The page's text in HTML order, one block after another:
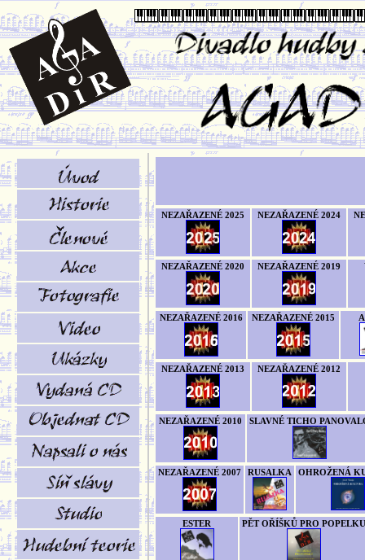
NEZAŘAZENÉ 2025 NEZAŘAZENÉ 2024
NEZAŘAZENÉ 2020 NEZAŘAZENÉ 2019
NEZAŘAZENÉ 2016 NEZAŘAZENÉ 2015
NEZAŘAZENÉ 2013 NEZAŘAZENÉ 2012
NEZAŘAZENÉ 2010 SLAVNÉ TICHO
NEZAŘAZENÉ 2007 RUSALKA OHROŽENÁ
ESTER PĚT OŘÍŠKŮ PRO POPELKU